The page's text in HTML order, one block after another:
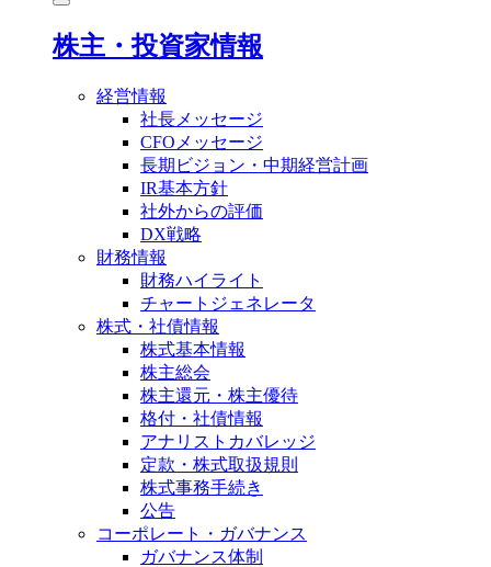
株主・投資家情報
経営情報
社長メッセージ
CFOメッセージ
長期ビジョン・中期経営計画
IR基本方針
社外からの評価
DX戦略
財務情報
財務ハイライト
チャートジェネレータ
株式・社債情報
株式基本情報
株主総会
株主還元・株主優待
格付・社債情報
アナリストカバレッジ
定款・株式取扱規則
株式事務手続き
公告
コーポレート・ガバナンス
ガバナンス体制